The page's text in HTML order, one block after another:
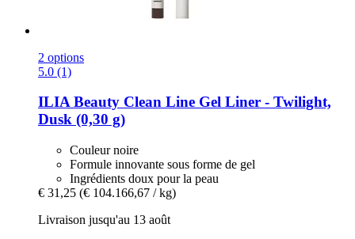
2 options
5.0 (1)
ILIA Beauty Clean Line Gel Liner -​ Twilight,
Dusk (0,30 g)
Couleur noire
Formule innovante sous forme de gel
Ingrédients doux pour la peau
€ 31,25 (€ 104.166,67 / kg)
Livraison jusqu'au 13 août